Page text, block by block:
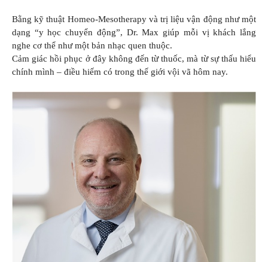
Bằng kỹ thuật Homeo-Mesotherapy và trị liệu vận động như một
dạng “y học chuyển động”, Dr. Max giúp mỗi vị khách lắng
nghe cơ thể như một bản nhạc quen thuộc.
Cảm giác hồi phục ở đây không đến từ thuốc, mà từ sự thấu hiểu
chính mình – điều hiếm có trong thế giới vội vã hôm nay.